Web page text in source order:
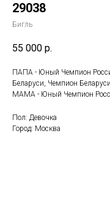
29038
Бигль
55 000 р.
ПАПА - Юный Чемпион
Беларуси, Чемпион
МАМА - Юный Чемпион
Пол: Девочка
Город: Москва